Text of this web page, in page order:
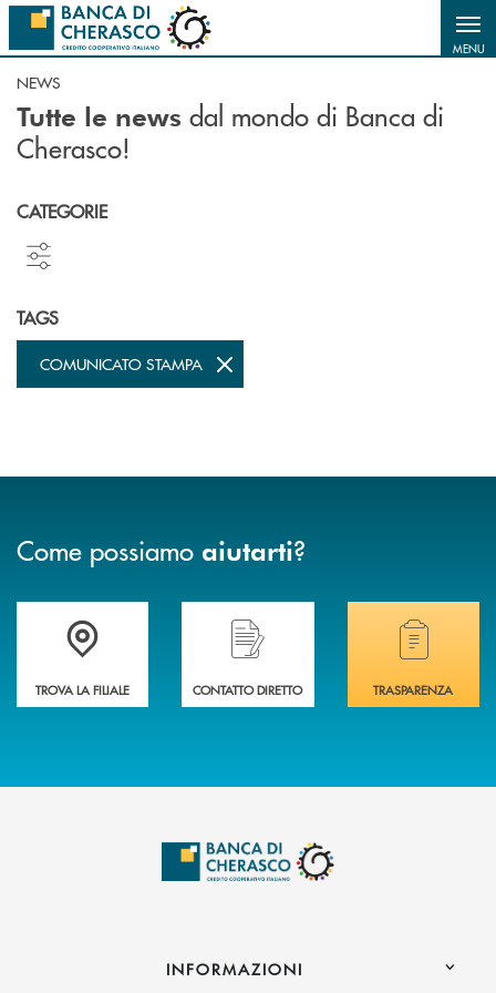
Salta al contenuto principale
MENU
NEWS
Tutte le news dal mondo di Banca di
Cherasco!
CATEGORIE
TAGS
COMUNICATO STAMPA
Come possiamo aiutarti?
Accedi all' elenco completo delle filiali .
TROVA LA FILIALE
Hai bisogno di assistenza immediata?
CONTATTO DIRETTO
Hai bisogno di
TRASPARENZA
INFORMAZIONI